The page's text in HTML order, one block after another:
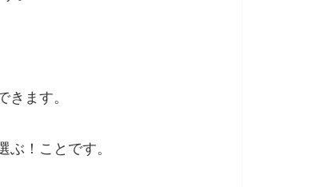
ます。
！ことです。